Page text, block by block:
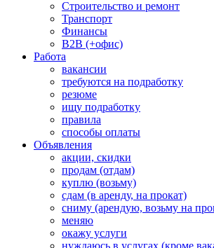
Строительство и ремонт
Транспорт
Финансы
B2B (+офис)
Работа
вакансии
требуются на подработку
резюме
ищу подработку
правила
способы оплаты
Объявления
акции, скидки
продам (отдам)
куплю (возьму)
сдам (в аренду, на прокат)
сниму (арендую, возьму на
меняю
окажу услуги
нуждаюсь в услугах (кроме